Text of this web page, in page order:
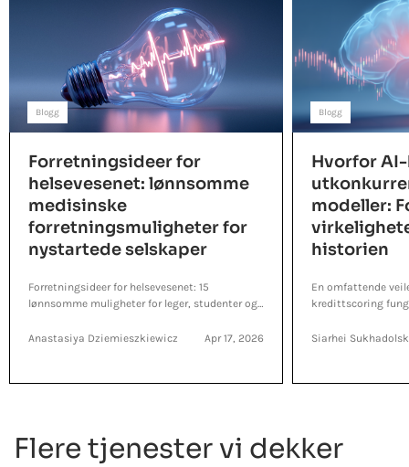
Blogg
Forretningsideer for
helsevesenet: lønnsomme
medisinske
forretningsmuligheter for
nystartede selskaper
Forretningsideer for helsevesenet: 15
lønnsomme muligheter for leger, studenter og
Anastasiya Dziemieszkiewicz
Apr 17, 2026
Blogg
Hvorfor
modeller:
historien
En omfattende
kredittscoring
tilpasset
Siarhei
Flere tjenester vi dekker